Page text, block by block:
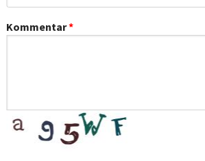
Kommentar*